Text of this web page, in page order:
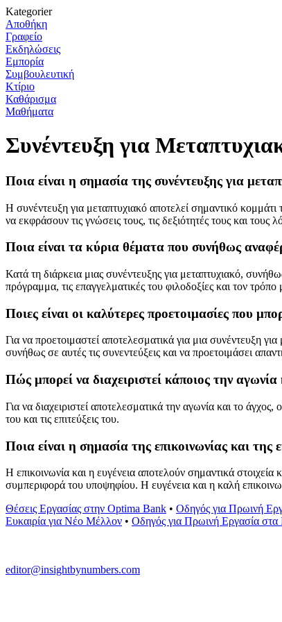
Kategorier
Αποθήκη
Γραφείο
Εκδηλώσεις
Εμπορία
Συμβουλευτική
Κτίριο
Καθάρισμα
Μαθήματα
Συνέντευξη για
Ποια είναι η σημασία της συνέντευξης για
Η συνέντευξη για μεταπτυχιακό αποτελεί σημαντικό
να εκφράσουν τις γνώσεις τους, τις δεξιότητές τους και
Ποια είναι τα κύρια θέματα που συνήθως
Κατά τη διάρκεια μιας συνέντευξης για μεταπτυχιακό,
πρόγραμμα, τις επαγγελματικές του φιλοδοξίες και τον
Ποιες είναι οι καλύτερες προετοιμασίες που
Για να προετοιμαστεί αποτελεσματικά για μια συνέντευξη
συνήθως σε αυτές τις συνεντεύξεις και να προετοιμάσει
Πώς μπορεί να διαχειριστεί κάποιος την
Για να διαχειριστεί αποτελεσματικά την αγωνία και το
του και τις επιτεύξεις του.
Ποια είναι η σημασία της επικοινωνίας και της
Η επικοινωνία και η ευγένεια αποτελούν σημαντικά
συμπεριφορά του υποψηφίου. Η ευγένεια και η καλή
Θέσεις Εργασίας στην Optima Bank • Οδηγός για Πρωινή
Ευκαιρία για Νέο Μέλλον • Οδηγός για Πρωινή Εργασία στα
editor@insightbynumbers.com